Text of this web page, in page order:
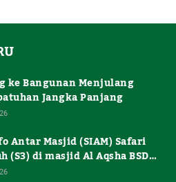
ke Bangunan Menjulang
Jangka Panjang
Antar Masjid (SIAM) Safari
(S3) di masjid Al Aqsha BSD
Cerdas di Waktu